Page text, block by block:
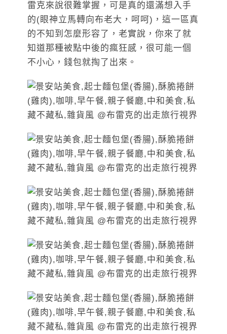
雷克來說很難掌握，可是真的還滿想入手
的(眼神立馬轉向布老大，呵呵)，這一區真
的不知到怎麼形容了，老實說，你來了就
知道那種被點中後的瘋狂感，很可能一個
不小心，錢包就掏了出來。